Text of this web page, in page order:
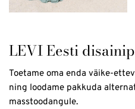
LEVI Eesti
Toetame oma enda väike-
ning loodame pakkuda
masstoodangule.